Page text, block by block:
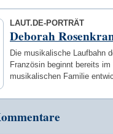
LAUT.DE-PORTRÄT
Deborah
Die musikalische Laufbahn
Französin beginnt bereits
musikalischen Familie